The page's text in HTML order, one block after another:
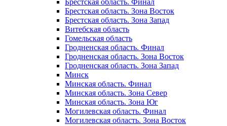
Брестская область. Финал
Брестская область. Зона Восток
Брестская область. Зона Запад
Витебская область
Гомельская область
Гродненская область. Финал
Гродненская область. Зона Восток
Гродненская область. Зона Запад
Минск
Минская область. Финал
Минская область. Зона Север
Минская область. Зона Юг
Могилевская область. Финал
Могилевская область. Зона Восток